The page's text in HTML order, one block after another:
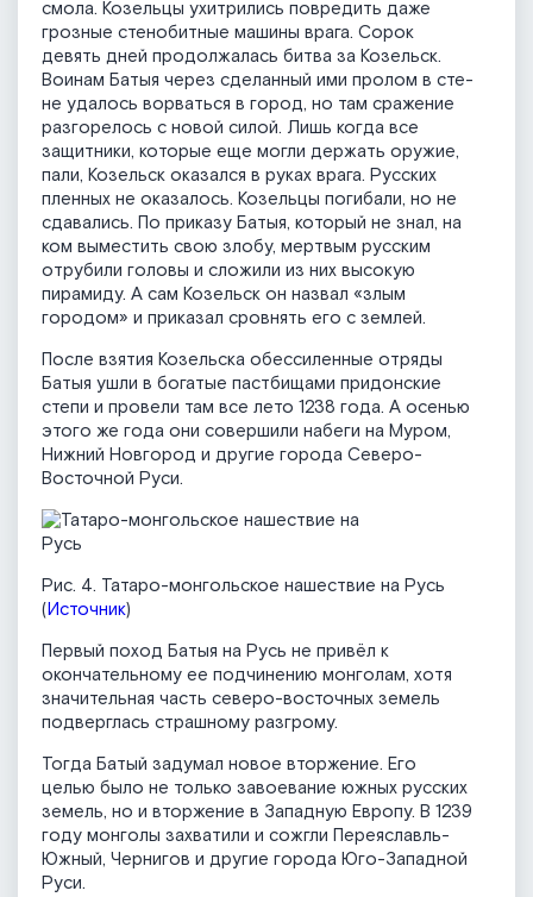
смола. Козельцы ухит­рились повредить даже
грозные стенобитные машины врага. Сорок
девять дней продолжалась битва за Козельск.
Воинам Батыя через сделанный ими пролом в сте­
не удалось ворваться в город, но там сражение
разгорелось с но­вой силой. Лишь когда все
защит­ники, которые еще могли держать оружие,
пали, Козельск оказался в руках врага. Русских
пленных не оказалось. Козельцы погибали, но не
сдавались. По приказу Батыя, который не знал, на
ком выместить свою злобу, мертвым русским
отрубили головы и сложили из них высокую
пирамиду. А сам Козельск он назвал «злым
городом» и приказал сровнять его с землей.
После взятия Козельска обессиленные отряды
Батыя ушли в богатые пастбищами придонские
степи и провели там все лето 1238 года. А осенью
этого же года они совершили набеги на Муром,
Нижний Новгород и другие города Северо-
Восточной Руси.
Рис. 4. Татаро-монгольское нашествие на Русь
(Источник)
Первый поход Батыя на Русь не привёл к
окончательному ее подчинению монголам, хотя
значительная часть северо-восточных земель
подверглась страшному разгрому.
Тогда Батый задумал новое вторжение. Его
целью было не только завоевание южных русских
земель, но и вторжение в Западную Европу. В 1239
году монголы захватили и сожгли Переяславль-
Южный, Чернигов и другие города Юго-Западной
Руси.